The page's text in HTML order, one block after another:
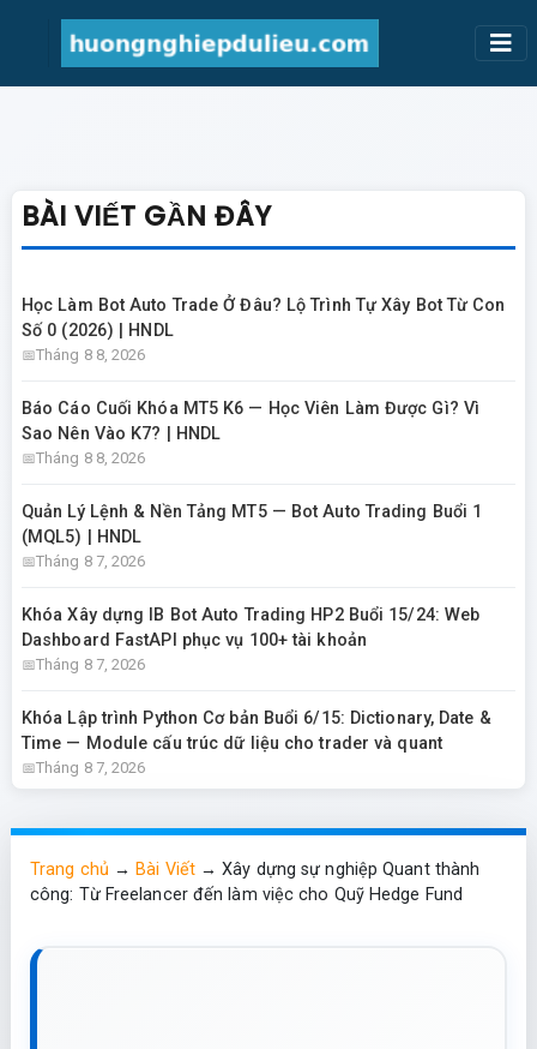
BÀI VIẾT GẦN ĐÂY
Học Làm Bot Auto Trade Ở Đâu? Lộ Trình Tự Xây Bot Từ Con
Số 0 (2026) | HNDL
Tháng 8 8, 2026
Báo Cáo Cuối Khóa MT5 K6 — Học Viên Làm Được Gì? Vì
Sao Nên Vào K7? | HNDL
Tháng 8 8, 2026
Quản Lý Lệnh & Nền Tảng MT5 — Bot Auto Trading Buổi 1
(MQL5) | HNDL
Tháng 8 7, 2026
Khóa Xây dựng IB Bot Auto Trading HP2 Buổi 15/24: Web
Dashboard FastAPI phục vụ 100+ tài khoản
Tháng 8 7, 2026
Khóa Lập trình Python Cơ bản Buổi 6/15: Dictionary, Date &
Time — Module cấu trúc dữ liệu cho trader và quant
Tháng 8 7, 2026
Trang chủ →Bài Viết→Xây dựng sự nghiệp Quant thành
công: Từ Freelancer đến làm việc cho Quỹ Hedge Fund